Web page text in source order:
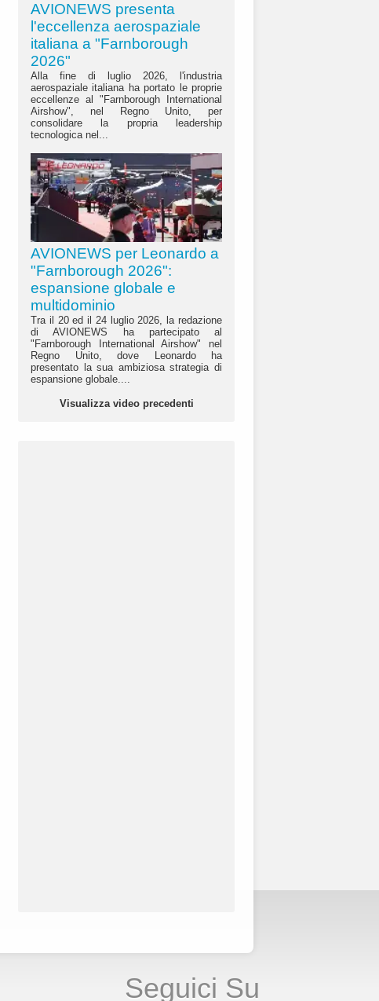
AVIONEWS presenta
l'eccellenza aerospaziale
italiana a "Farnborough
2026"
Alla fine di luglio 2026, l'industria
aerospaziale italiana ha portato le proprie
eccellenze al "Farnborough International
Airshow", nel Regno Unito, per
consolidare la propria leadership
tecnologica nel...
AVIONEWS per Leonardo a
"Farnborough 2026":
espansione globale e
multidominio
Tra il 20 ed il 24 luglio 2026, la redazione
di AVIONEWS ha partecipato al
"Farnborough International Airshow" nel
Regno Unito, dove Leonardo ha
presentato la sua ambiziosa strategia di
espansione globale....
Visualizza video precedenti
Seguici Su